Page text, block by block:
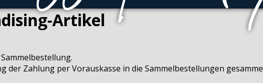
Artikel
der Zahlung per Vorauskasse in die Sammelbestellungen